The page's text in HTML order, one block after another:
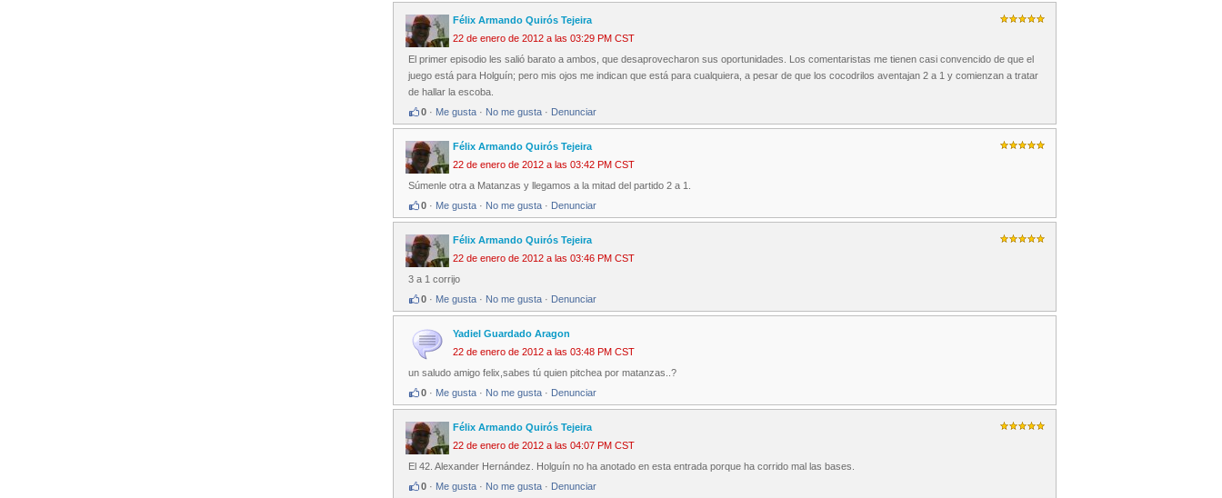
Félix Armando Quirós Tejeira
22 de enero de 2012 a las 03:29 PM CST
El primer episodio les salió barato a ambos, que desaprovecharon sus oportunidades. Los comentaristas me tienen casi convencido de que el
juego está para Holguín; pero mis ojos me indican que está para cualquiera, a pesar de que los cocodrilos aventajan 2 a 1 y comienzan a tratar
de hallar la escoba.
0 · Me gusta · No me gusta · Denunciar
Félix Armando Quirós Tejeira
22 de enero de 2012 a las 03:42 PM CST
Súmenle otra a Matanzas y llegamos a la mitad del partido 2 a 1.
0 · Me gusta · No me gusta · Denunciar
Félix Armando Quirós Tejeira
22 de enero de 2012 a las 03:46 PM CST
3 a 1 corrijo
0 · Me gusta · No me gusta · Denunciar
Yadiel Guardado Aragon
22 de enero de 2012 a las 03:48 PM CST
un saludo amigo felix,sabes tú quien pitchea por matanzas..?
0 · Me gusta · No me gusta · Denunciar
Félix Armando Quirós Tejeira
22 de enero de 2012 a las 04:07 PM CST
El 42. Alexander Hernández. Holguín no ha anotado en esta entrada porque ha corrido mal las bases.
0 · Me gusta · No me gusta · Denunciar